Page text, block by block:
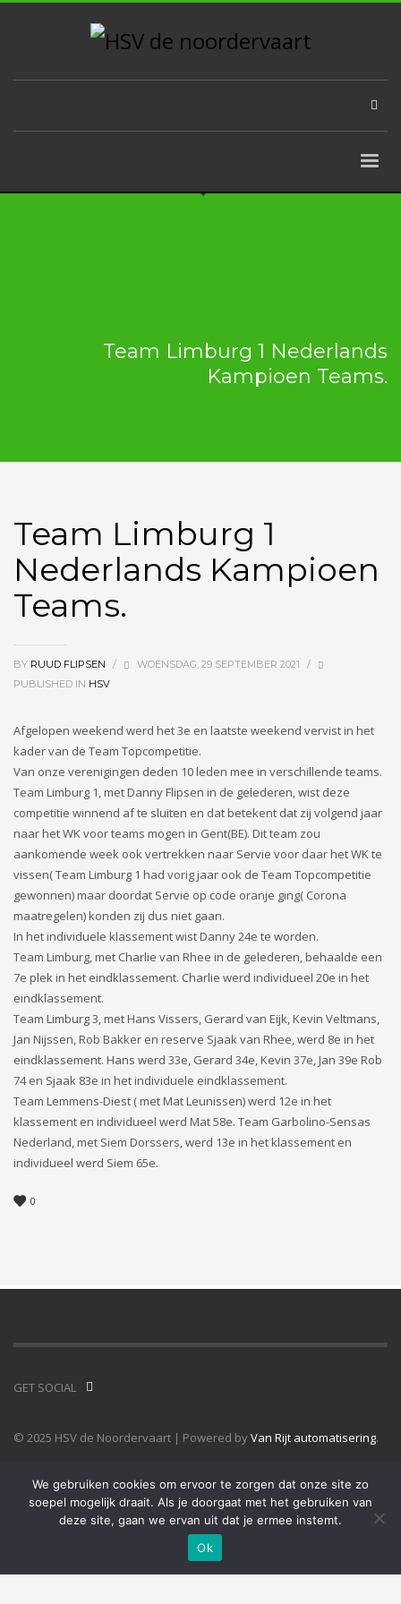
Team Limburg 1 Nederlands
Kampioen Teams.
Team Limburg 1
Nederlands Kampioen
Teams.
BY RUUD FLIPSEN / WOENSDAG, 29 SEPTEMBER 2021
/
PUBLISHED IN HSV
Afgelopen weekend werd het 3e en laatste weekend vervist in het
kader van de Team Topcompetitie.
Van onze verenigingen deden 10 leden mee in verschillende teams.
Team Limburg 1, met Danny Flipsen in de gelederen, wist deze
competitie winnend af te sluiten en dat betekent dat zij volgend jaar
naar het WK voor teams mogen in Gent(BE). Dit team zou
aankomende week ook vertrekken naar Servie voor daar het WK te
vissen( Team Limburg 1 had vorig jaar ook de Team Topcompetitie
gewonnen) maar doordat Servie op code oranje ging( Corona
maatregelen) konden zij dus niet gaan.
In het individuele klassement wist Danny 24e te worden.
Team Limburg, met Charlie van Rhee in de gelederen, behaalde een
7e plek in het eindklassement. Charlie werd individueel 20e in het
eindklassement.
Team Limburg 3, met Hans Vissers, Gerard van Eijk, Kevin Veltmans,
Jan Nijssen, Rob Bakker en reserve Sjaak van Rhee, werd 8e in het
eindklassement. Hans werd 33e, Gerard 34e, Kevin 37e, Jan 39e Rob
74 en Sjaak 83e in het individuele eindklassement.
Team Lemmens-Diest ( met Mat Leunissen) werd 12e in het
klassement en individueel werd Mat 58e. Team Garbolino-Sensas
Nederland, met Siem Dorssers, werd 13e in het klassement en
individueel werd Siem 65e.
0
GET SOCIAL
© 2025 HSV de Noordervaart | Powered byVan Rijt automatisering.
We gebruiken cookies om ervoor te zorgen dat onze site zo
soepel mogelijk draait. Als je doorgaat met het gebruiken van
deze site, gaan we ervan uit dat je ermee instemt.
Ok